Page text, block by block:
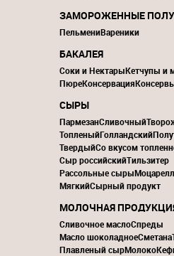
ЗАМОРОЖЕННЫЕ
ПельмениВареники
БАКАЛЕЯ
Соки и НектарыКетчупы и
ПюреКонсервация
СЫРЫ
ПармезанСливочный
ТопленыйГолландский
ТвердыйСо вкусом
Сыр российскийТильзитер
Рассольные сыры
МягкийСырный продукт
МОЛОЧНАЯ
Сливочное маслоСпреды
Масло шоколадноеСметана
Плавленый сырМолоко